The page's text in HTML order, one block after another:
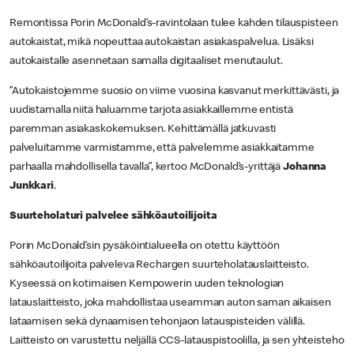
Remontissa Porin McDonald’s-ravintolaan tulee kahden tilauspisteen
autokaistat, mikä nopeuttaa autokaistan asiakaspalvelua. Lisäksi
autokaistalle asennetaan samalla digitaaliset menutaulut.
”Autokaistojemme suosio on viime vuosina kasvanut merkittävästi, ja
uudistamalla niitä haluamme tarjota asiakkaillemme entistä
paremman asiakaskokemuksen. Kehittämällä jatkuvasti
palveluitamme varmistamme, että palvelemme asiakkaitamme
parhaalla mahdollisella tavalla”, kertoo McDonald’s-yrittäjäJohanna
Junkkari.
Suurteholaturi palvelee sähköautoilijoita
Porin McDonald’sin pysäköintialueella on otettu käyttöön
sähköautoilijoita palveleva Rechargen suurteholatauslaitteisto.
Kyseessä on kotimaisen Kempowerin uuden teknologian
latauslaitteisto, joka mahdollistaa useamman auton saman aikaisen
lataamisen sekä dynaamisen tehonjaon latauspisteiden välillä.
Laitteisto on varustettu neljällä CCS-latauspistoolilla, ja sen yhteisteho